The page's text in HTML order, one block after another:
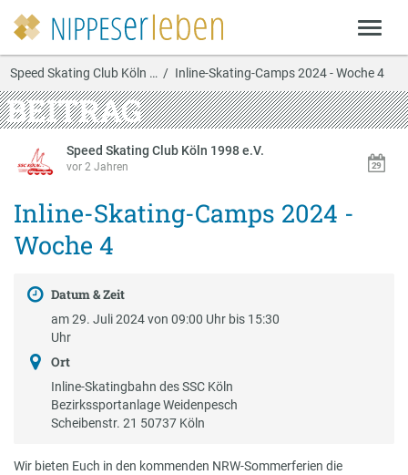
Speed Skating Club Köln … Inline-Skating-Camps 2024 - Woche 4
BEITRAG
Speed Skating Club Köln 1998 e.V.
vor 2 Jahren
Inline-Skating-Camps 2024 -
Woche 4
Datum & Zeit
am 29. Juli 2024 von 09:00 Uhr bis 15:30
Uhr
Ort
Inline-Skatingbahn des SSC Köln
Bezirkssportanlage Weidenpesch
Scheibenstr. 21 50737 Köln
Wir bieten Euch in den kommenden NRW-Sommerferien die